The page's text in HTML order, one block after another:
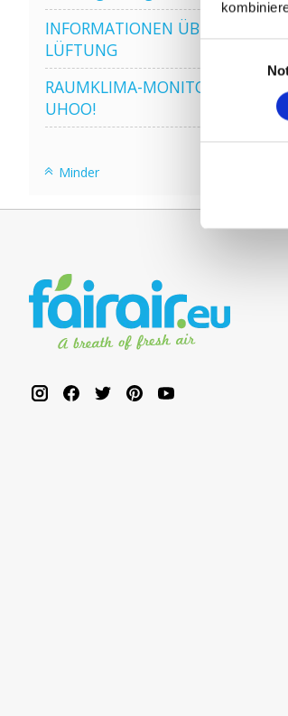
INFORMATIONEN ÜBER WRG
LÜFTUNG
RAUMKLIMA-MONITOR
UHOO!
Minder